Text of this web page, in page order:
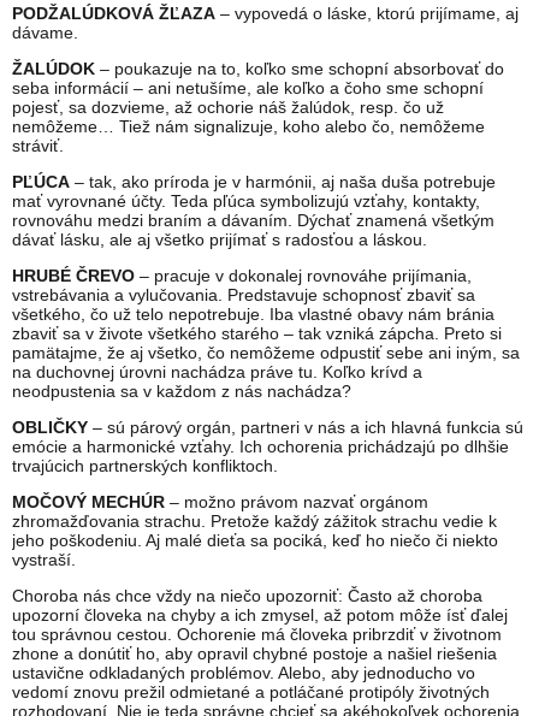
PODŽALÚDKOVÁ ŽĽAZA – vypovedá o láske, ktorú prijímame, aj
dávame.
ŽALÚDOK – poukazuje na to, koľko sme schopní absorbovať do
seba informácií – ani netušíme, ale koľko a čoho sme schopní
pojesť, sa dozvieme, až ochorie náš žalúdok, resp. čo už
nemôžeme… Tiež nám signalizuje, koho alebo čo, nemôžeme
stráviť.
PĽÚCA – tak, ako príroda je v harmónii, aj naša duša potrebuje
mať vyrovnané účty. Teda pľúca symbolizujú vzťahy, kontakty,
rovnováhu medzi braním a dávaním. Dýchať znamená všetkým
dávať lásku, ale aj všetko prijímať s radosťou a láskou.
HRUBÉ ČREVO – pracuje v dokonalej rovnováhe prijímania,
vstrebávania a vylučovania. Predstavuje schopnosť zbaviť sa
všetkého, čo už telo nepotrebuje. Iba vlastné obavy nám bránia
zbaviť sa v živote všetkého starého – tak vzniká zápcha. Preto si
pamätajme, že aj všetko, čo nemôžeme odpustiť sebe ani iným, sa
na duchovnej úrovni nachádza práve tu. Koľko krívd a
neodpustenia sa v každom z nás nachádza?
OBLIČKY – sú párový orgán, partneri v nás a ich hlavná funkcia sú
emócie a harmonické vzťahy. Ich ochorenia prichádzajú po dlhšie
trvajúcich partnerských konfliktoch.
MOČOVÝ MECHÚR – možno právom nazvať orgánom
zhromažďovania strachu. Pretože každý zážitok strachu vedie k
jeho poškodeniu. Aj malé dieťa sa pociká, keď ho niečo či niekto
vystraší.
Choroba nás chce vždy na niečo upozorniť: Často až choroba
upozorní človeka na chyby a ich zmysel, až potom môže ísť ďalej
tou správnou cestou. Ochorenie má človeka pribrzdiť v životnom
zhone a donútiť ho, aby opravil chybné postoje a našiel riešenia
ustavične odkladaných problémov. Alebo, aby jednoducho vo
vedomí znovu prežil odmietané a potláčané protipóly životných
rozhodovaní. Nie je teda správne chcieť sa akéhokoľvek ochorenia